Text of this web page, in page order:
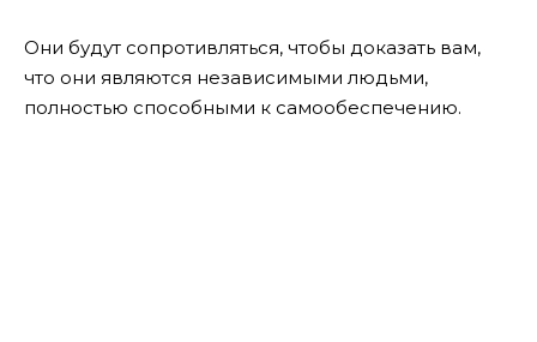
Они будут сопротивляться, чтобы доказать вам,
что они являются независимыми людьми,
полностью способными к самообеспечению.